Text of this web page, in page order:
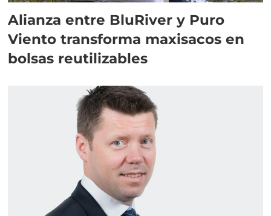
Alianza entre BluRiver y Puro
Viento transforma maxisacos en
bolsas reutilizables